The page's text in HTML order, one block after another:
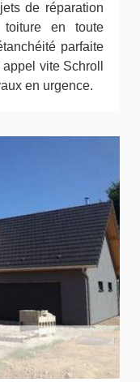
de réparation
en toute
parfaite
vite Schroll
en urgence.